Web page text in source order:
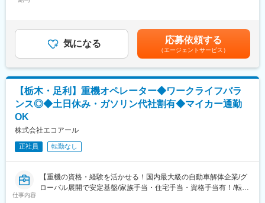
く、早期に独り立ちが可能です。
◇事業づくりに携われるやりがい
後発キャリアだからこそ柔軟で風通しがよく、改善提案や企画が
店舗運営に活かされやすい文化があります。
■キャリアパス：
スタッフ（R CREW）から店長を経てRSV（スーパーバイザー）
へステップアップが可能です。RSV経験後はマネジメントや本部
■組織構成：
■当社について：
・新規契約・機種変更の受付および提案
・料金プラン、楽天ポイント活用、楽天カード、各種サービスの
案内
・スマホの初期設定・データ移行サポート
・問い合わせ対応
◇店舗運営
・KPI管理・数値振り返り
・店舗会議・研修への参加
・キャンペーン企画など、集客に向けた取り組み
■教育体制：
入社後1ヶ月は店舗での実践研修を実施。
金はあくまでも目安の金額であり、選考を通じて上下する可能性
があります。月給(月額)は固定手当を含めた表記です。
気になる 応募依頼する
（エージェントサービス）
【栃木・足利】重機オペレーター◆ワークライフバラ
ンス◎◆土日休み・ガソリン代社割有◆マイカー通勤
OK
株式会社エコアール
正社員 転勤なし
仕事内容
【重機の資格・経験を活かせる！国内最大級の自動車解体企業/グ
ローバル展開で安定基盤/家族手当・住宅手当・資格手当有！/転勤